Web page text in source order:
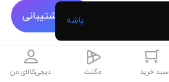
پشتیبانی
سبد خرید مگنت دیجی‌کالای من
باشه